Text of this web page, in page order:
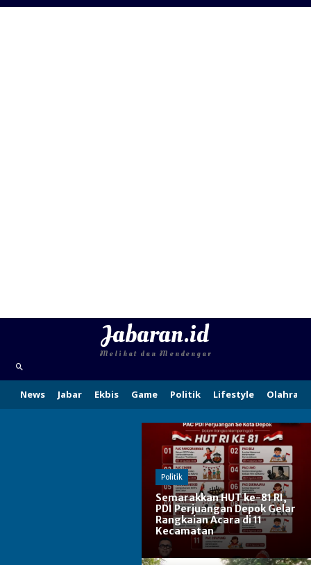
Jabaran.id
Melihat dan Mendengar
News Jabar Ekbis Game Politik Lifestyle Olahraga
Politik
Semarakkan HUT ke-81 RI,
PDI Perjuangan Depok Gelar
Rangkaian Acara di 11
Kecamatan